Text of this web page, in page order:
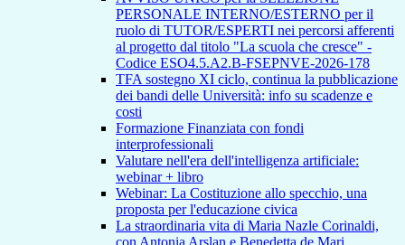
PERSONALE INTERNO/ESTERNO per il
ruolo di TUTOR/ESPERTI nei percorsi afferenti
al progetto dal titolo "La scuola che cresce" -
Codice ESO4.5.A2.B-FSEPNVE-2026-178
TFA sostegno XI ciclo, continua la pubblicazione
dei bandi delle Università: info su scadenze e
costi
Formazione Finanziata con fondi
interprofessionali
Valutare nell'era dell'intelligenza artificiale:
webinar + libro
Webinar: La Costituzione allo specchio, una
proposta per l'educazione civica
La straordinaria vita di Maria Nazle Corinaldi,